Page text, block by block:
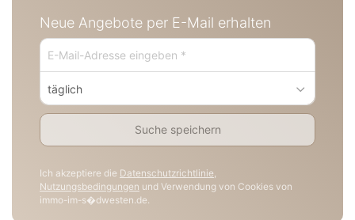
Neue Angebote per E-Mail erhalten
täglich
Suche speichern
Ich akzeptiere die Datenschutzrichtlinie,
Nutzungsbedingungen und Verwendung von Cookies von
immo-im-s�dwesten.de.